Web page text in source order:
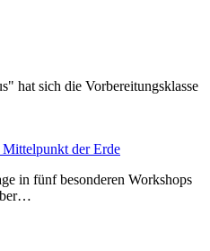
hat sich die Vorbereitungsklasse
der Erde
in fünf besonderen Workshops